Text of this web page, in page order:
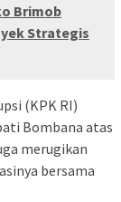
Brimob
Strategis
(KPK RI)
Bombana atas
merugikan
bersama